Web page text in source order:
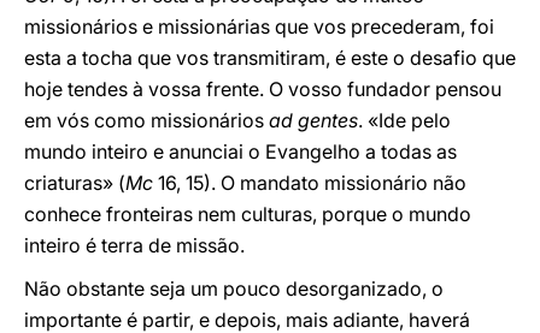
missionários e missionárias que vos precederam, foi
esta a tocha que vos transmitiram, é este o desafio que
hoje tendes à vossa frente. O vosso fundador pensou
em vós como missionários ad gentes. «Ide pelo
mundo inteiro e anunciai o Evangelho a todas as
criaturas» (Mc 16, 15). O mandato missionário não
conhece fronteiras nem culturas, porque o mundo
inteiro é terra de missão.
Não obstante seja um pouco desorganizado, o
importante é partir, e depois, mais adiante, haverá